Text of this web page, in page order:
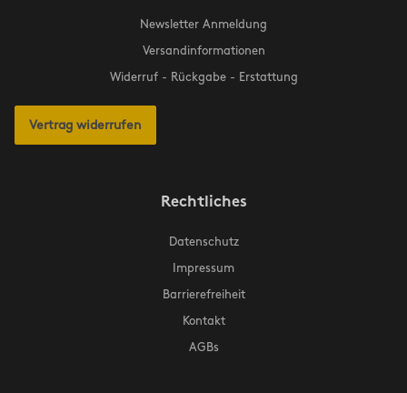
Newsletter Anmeldung
Versandinformationen
Widerruf - Rückgabe - Erstattung
Vertrag widerrufen
Rechtliches
Datenschutz
Impressum
Barrierefreiheit
Kontakt
AGBs